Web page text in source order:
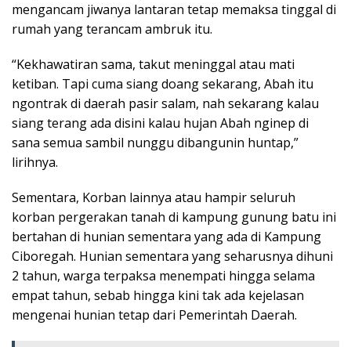
mengancam jiwanya lantaran tetap memaksa tinggal di
rumah yang terancam ambruk itu.
“Kekhawatiran sama, takut meninggal atau mati
ketiban. Tapi cuma siang doang sekarang, Abah itu
ngontrak di daerah pasir salam, nah sekarang kalau
siang terang ada disini kalau hujan Abah nginep di
sana semua sambil nunggu dibangunin huntap,”
lirihnya.
Sementara, Korban lainnya atau hampir seluruh
korban pergerakan tanah di kampung gunung batu ini
bertahan di hunian sementara yang ada di Kampung
Ciboregah. Hunian sementara yang seharusnya dihuni
2 tahun, warga terpaksa menempati hingga selama
empat tahun, sebab hingga kini tak ada kejelasan
mengenai hunian tetap dari Pemerintah Daerah.